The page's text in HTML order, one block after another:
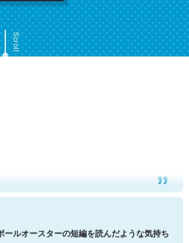
Scroll
と凄く思う。英語少しでも読める人は原文
Go. Then Covid hit. Shit.
バー
ルオースターの短編を読んだような気持ち